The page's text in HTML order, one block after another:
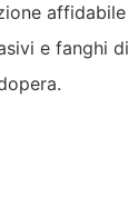
e fanghi